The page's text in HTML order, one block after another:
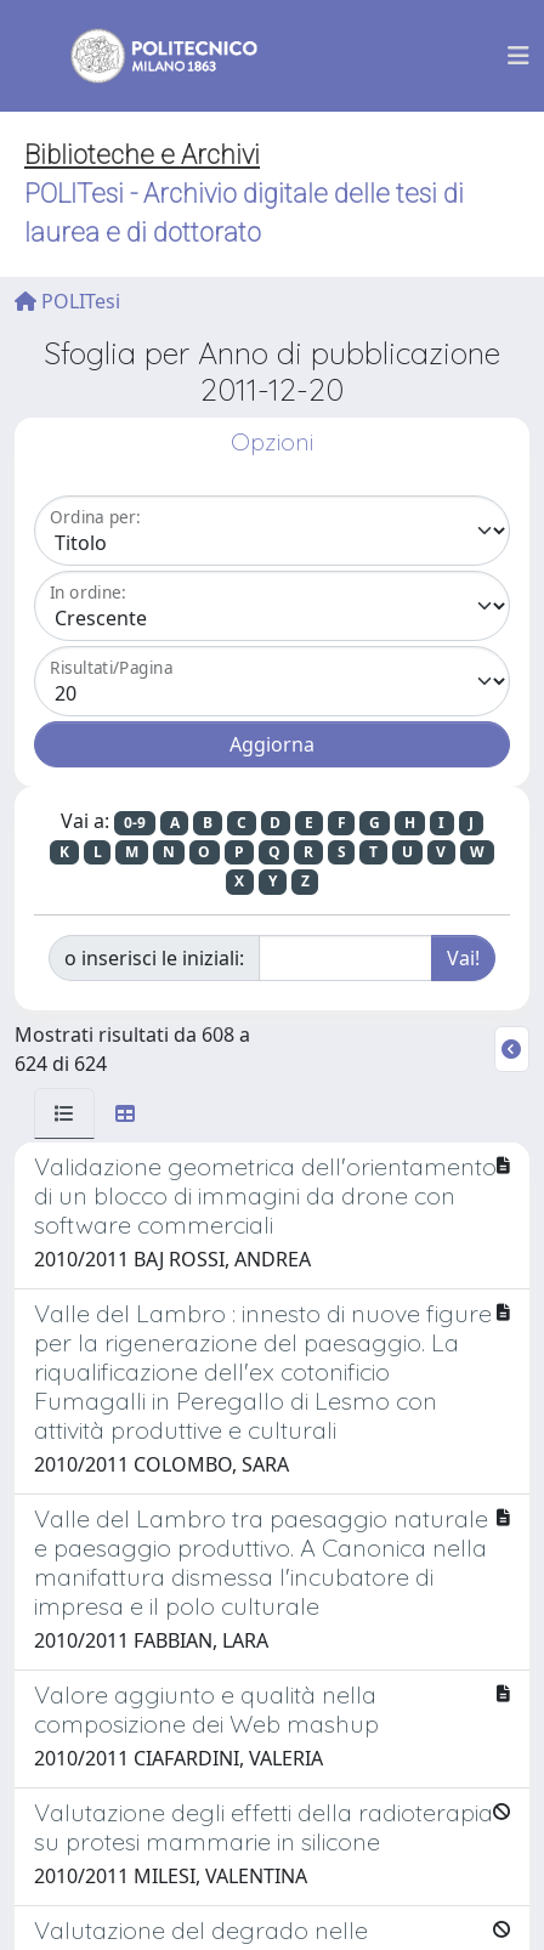
Biblioteche e Archivi
POLITesi - Archivio digitale delle tesi di
laurea e di dottorato
POLITesi
Sfoglia per Anno di pubblicazione
2011-12-20
Opzioni
Ordina per:
In ordine:
Risultati/Pagina
Vai a: 0-9 A B C D E F G H I
J
K
L M N O P Q R S T U V
W
X
Y Z
o inserisci le iniziali:
Mostrati risultati da 608 a
624 di 624
Validazione geometrica dell'orientamento
di un blocco di immagini da drone con
software commerciali
2010/2011 BAJ ROSSI, ANDREA
Valle del Lambro : innesto di nuove figure
per la rigenerazione del paesaggio. La
riqualificazione dell'ex cotonificio
Fumagalli in Peregallo di Lesmo con
attività produttive e culturali
2010/2011 COLOMBO, SARA
Valle del Lambro tra paesaggio naturale
e paesaggio produttivo. A Canonica nella
manifattura dismessa l'incubatore di
impresa e il polo culturale
2010/2011 FABBIAN, LARA
Valore aggiunto e qualità nella
composizione dei Web mashup
2010/2011 CIAFARDINI, VALERIA
Valutazione degli effetti della radioterapia
su protesi mammarie in silicone
2010/2011 MILESI, VALENTINA
Valutazione del degrado nelle